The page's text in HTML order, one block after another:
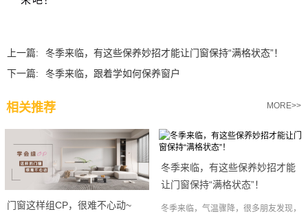
上一篇:
冬季来临，有这些保养妙招才能让门窗保持“满格状态”！
下一篇:
冬季来临，跟着学如何保养窗户
相关推荐 MORE>>
门窗这样组CP，很难不心动~
冬季来临，有这些保养妙招才能
让门窗保持“满格状态”！
冬季来临，气温骤降，很多朋友发现，